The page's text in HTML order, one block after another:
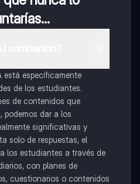
está específicamente
de los estudiantes.
de contenidos que
podemos dar a los
significativas y
solo de respuestas, el
los estudiantes a través de
con planes de
cuestionarios o contenidos